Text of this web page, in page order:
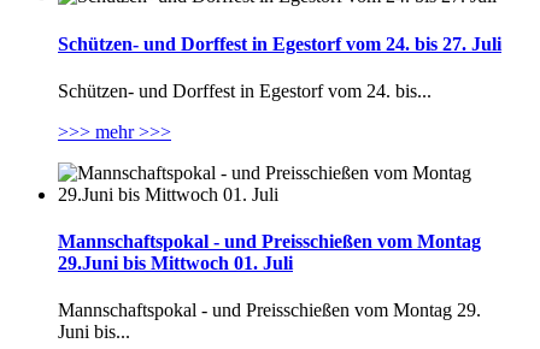
Schützen- und Dorffest in Egestorf vom 24. bis 27. Juli
Schützen- und Dorffest in Egestorf vom 24. bis...
>>> mehr >>>
Mannschaftspokal - und Preisschießen vom Montag
29.Juni bis Mittwoch 01. Juli
Mannschaftspokal - und Preisschießen vom Montag 29.
Juni bis...